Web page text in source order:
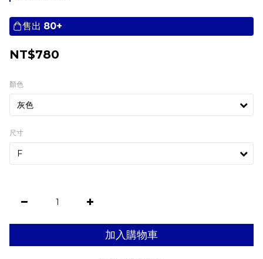
售出 80+
NT$780
顏色
尺寸
加入購物車